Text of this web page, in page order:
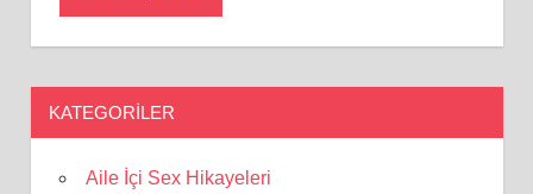
KATEGORILER
Aile İçi Sex Hikayeleri